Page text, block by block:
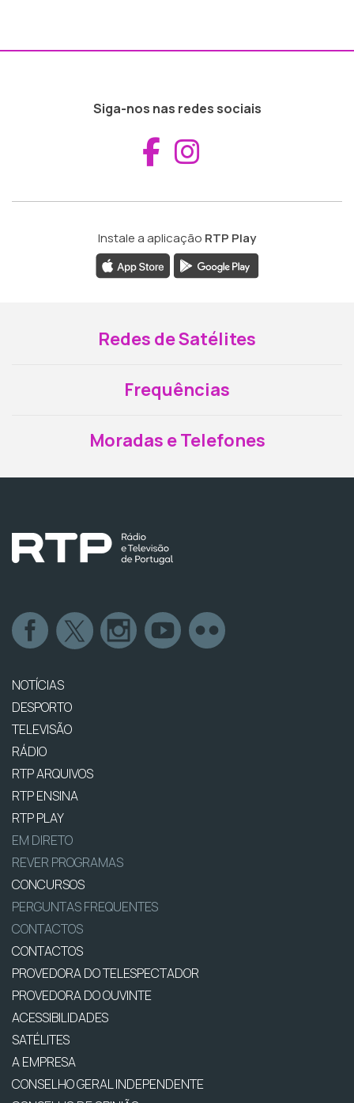
Siga-nos nas redes sociais
Aceder ao
Instale a aplicação RTP Play
Redes de Satélites
Frequências
Moradas e Telefones
NOTÍCIAS
DESPORTO
TELEVISÃO
RÁDIO
RTP ARQUIVOS
RTP ENSINA
RTP PLAY
EM DIRETO
REVER PROGRAMAS
CONCURSOS
PERGUNTAS FREQUENTES
CONTACTOS
CONTACTOS
PROVEDORA DO TELESPECTADOR
PROVEDORA DO OUVINTE
ACESSIBILIDADES
SATÉLITES
A EMPRESA
CONSELHO GERAL INDEPENDENTE